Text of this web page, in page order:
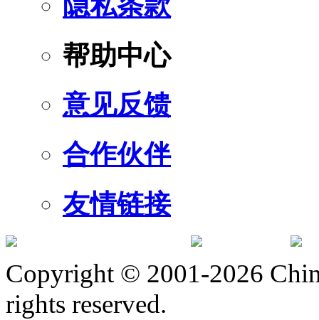
帮助中心
意见反馈
合作伙伴
友情链接
Copyright © 2001-2026
rights reserved.